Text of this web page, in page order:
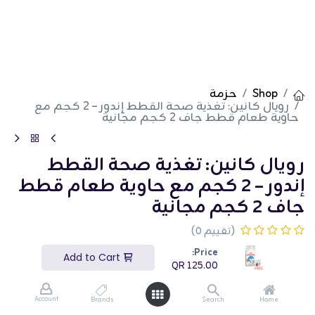
Price:
125.00
Home
Search
Brands
Account
Shop حزمة
رويال كانين: تغذية صحة القطط إندور – 2 كجم مع
حاوية طعام قطط جاف 2 كجم مجانية
رويال كانين: تغذية صحة القطط
إندور – 2 كجم مع حاوية طعام قطط
جاف 2 كجم مجانية
(تقييم 0)